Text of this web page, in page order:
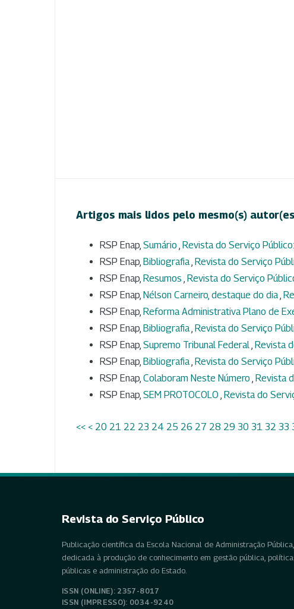
Artigos mais lidos pelo mesmo(s)
RSP Enap, Sumário , Revista do Serviço
RSP Enap, Bibliografia, Revista do Serviço
RSP Enap, Resumos , Revista do Serviço
RSP Enap, Nélson Carneiro, destaque do dia,
RSP Enap, Reforma Administrativa Plano de
RSP Enap, Bibliografia, Revista do Serviço
RSP Enap, Supremo Tribunal Federal, Revista
RSP Enap, Bibliografia, Revista do Serviço
RSP Enap, Colaboram Neste Número , Revista
RSP Enap, SEM PROTOCOLO , Revista do
<< < 20 21 22 23 24 25 26 27 28 29 30 31 32 33
Revista do Serviço Público
Publicação científica da Escola Nacional de Administração Pública,
dedicada à produção de conhecimento em gestão pública,
públicas e administração do Estado.
ISSN (ONLINE): 2357-8017
ISSN (IMPRESSO): 0034-9240